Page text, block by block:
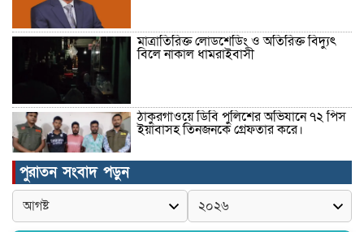
মাত্রাতিরিক্ত লোডশেডিং ও অতিরিক্ত বিদ্যুৎ
বিলে নাকাল ধামরাইবাসী
ঠাকুরগাঁওয়ে ডিবি পুলিশের অভিযানে ৭২ পিস
ইয়াবাসহ তিনজনকে গ্রেফতার করে।
উদ্বোধন হলো রানীশংকৈল উপজেলা মডেল
মসজিদ।
পুরাতন সংবাদ পড়ুন